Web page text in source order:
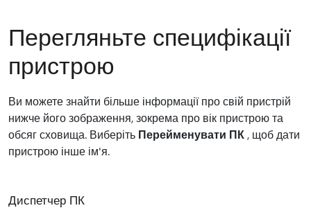
Перегляньте специфікації
пристрою
Ви можете знайти більше інформації про свій пристрій
нижче його зображення, зокрема про вік пристрою та
обсяг сховища. Виберіть Перейменувати ПК , щоб дати
пристрою інше ім'я.
Диспетчер ПК